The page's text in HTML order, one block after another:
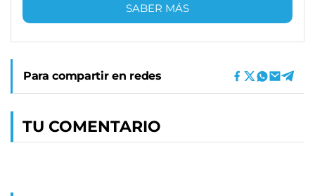
SABER MÁS
Para compartir en redes
TU COMENTARIO